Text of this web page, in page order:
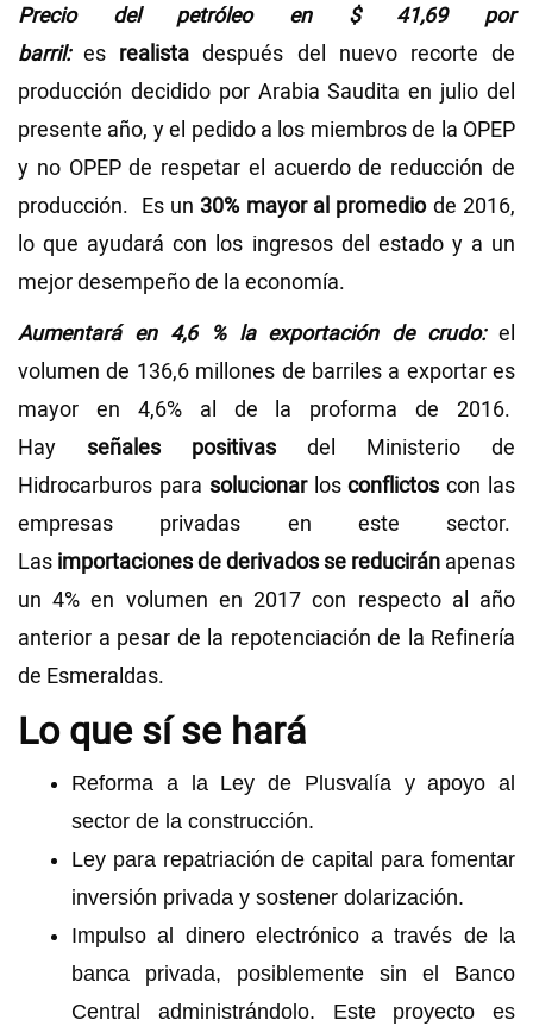
Precio del petróleo en $ 41,69 por
barril:es realista después del nuevo recorte de
producción decidido por Arabia Saudita en julio del
presente año, y el pedido a los miembros de la OPEP
y no OPEP de respetar el acuerdo de reducción de
producción. Es un30% mayor al promediode 2016,
lo que ayudará con los ingresos del estado y a un
mejor desempeño de la economía.
Aumentará en 4,6 % la exportación de crudo: el
volumen de 136,6 millones de barriles a exportar es
mayor en 4,6% al de la proforma de 2016.
Hay señales positivas del Ministerio de
Hidrocarburos para solucionarlosconflictos con las
empresas privadas en este sector.
Las importaciones de derivados se reducirán apenas
un 4% en volumen en 2017 con respecto al año
anterior a pesar de la repotenciación de la Refinería
de Esmeraldas.
Lo que sí se hará
Reforma a la Ley de Plusvalía y apoyo al
sector de la construcción.
Ley para repatriación de capital para fomentar
inversión privada y sostener dolarización.
Impulso al dinero electrónico a través de la
banca privada, posiblemente sin el Banco
Central administrándolo. Este proyecto es